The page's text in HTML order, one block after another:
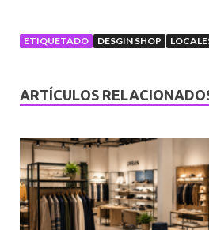
ETIQUETADO DESGIN SHOP
ARTÍCULOS